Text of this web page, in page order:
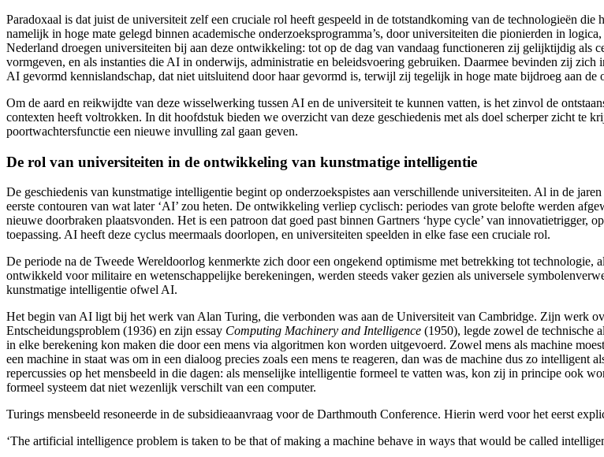
Paradoxaal is dat juist de universiteit zelf een cruciale rol heeft gespeeld in de totstandkoming van de technologieën
namelijk in hoge mate gelegd binnen academische onderzoeksprogramma’s, door universiteiten die pionierden in
Nederland droegen universiteiten bij aan deze ontwikkeling: tot op de dag van vandaag functioneren zij gelijktijdig als
vormgeven, en als instanties die AI in onderwijs, administratie en beleidsvoering gebruiken. Daarmee bevinden zij
AI gevormd kennislandschap, dat niet uitsluitend door haar gevormd is, terwijl zij tegelijk in hoge mate bijdroeg aan
Om de aard en reikwijdte van deze wisselwerking tussen AI en de universiteit te kunnen vatten, is het zinvol de
contexten heeft voltrokken. In dit hoofdstuk bieden we overzicht van deze geschiedenis met als doel scherper zicht te
poortwachtersfunctie een nieuwe invulling zal gaan geven.
De rol van universiteiten in de ontwikkeling van kunstmatige intelligentie
De geschiedenis van kunstmatige intelligentie begint op onderzoekspistes aan verschillende universiteiten. Al in de
eerste contouren van wat later ‘AI’ zou heten. De ontwikkeling verliep cyclisch: periodes van grote belofte werden
nieuwe doorbraken plaatsvonden. Het is een patroon dat goed past binnen Gartners ‘hype cycle’ van innovatietrigger,
toepassing. AI heeft deze cyclus meermaals doorlopen, en universiteiten speelden in elke fase een cruciale rol.
De periode na de Tweede Wereldoorlog kenmerkte zich door een ongekend optimisme met betrekking tot
ontwikkeld voor militaire en wetenschappelijke berekeningen, werden steeds vaker gezien als universele
kunstmatige intelligentie ofwel AI.
Het begin van AI ligt bij het werk van Alan Turing, die verbonden was aan de Universiteit van Cambridge. Zijn werk
Entscheidungsproblem (1936) en zijn essay Computing Machinery and Intelligence (1950), legde zowel de technische
in elke berekening kon maken die door een mens via algoritmen kon worden uitgevoerd. Zowel mens als machine
een machine in staat was om in een dialoog precies zoals een mens te reageren, dan was de machine dus zo intelligent
repercussies op het mensbeeld in die dagen: als menselijke intelligentie formeel te vatten was, kon zij in principe ook
formeel systeem dat niet wezenlijk verschilt van een computer.
Turings mensbeeld resoneerde in de subsidieaanvraag voor de Darthmouth Conference. Hierin werd voor het eerst
‘The artificial intelligence problem is taken to be that of making a machine behave in ways that would be called